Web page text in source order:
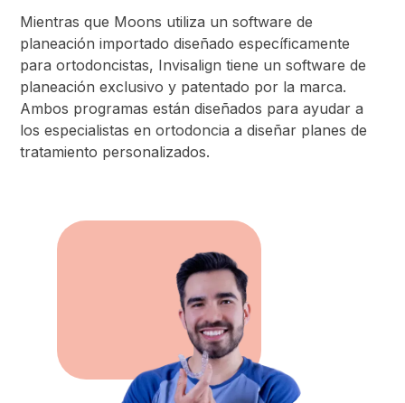
Mientras que Moons utiliza un software de
planeación importado diseñado específicamente
para ortodoncistas, Invisalign tiene un software de
planeación exclusivo y patentado por la marca.
Ambos programas están diseñados para ayudar a
los especialistas en ortodoncia a diseñar planes de
tratamiento personalizados.